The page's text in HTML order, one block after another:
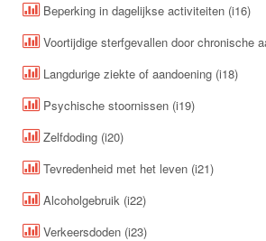
Beperking in dagelijkse activiteiten (i16)
Voortijdige sterfgevallen door chronische
Langdurige ziekte of aandoening (i18)
Psychische stoornissen (i19)
Zelfdoding (i20)
Tevredenheid met het leven (i21)
Alcoholgebruik (i22)
Verkeersdoden (i23)